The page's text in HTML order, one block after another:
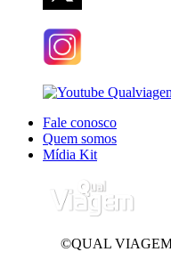
Fale conosco
Quem somos
Mídia Kit
©QUAL VIAGEM-